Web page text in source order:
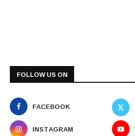
FOLLOW US ON
FACEBOOK
INSTAGRAM